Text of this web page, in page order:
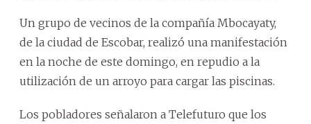
Un grupo de vecinos de la compañía Mbocayaty,
de la ciudad de Escobar, realizó una manifestación
en la noche de este domingo, en repudio a la
utilización de un arroyo para cargar las piscinas.
Los pobladores señalaron a Telefuturo que los